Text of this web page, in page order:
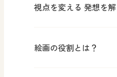
視点を変える 発想を
絵画の役割とは？